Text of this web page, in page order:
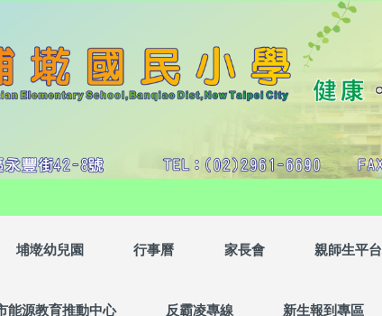
埔墘幼兒園 行事曆 家長會 親師生平台
能源教育推動中心 反霸凌專線 新生報到專區